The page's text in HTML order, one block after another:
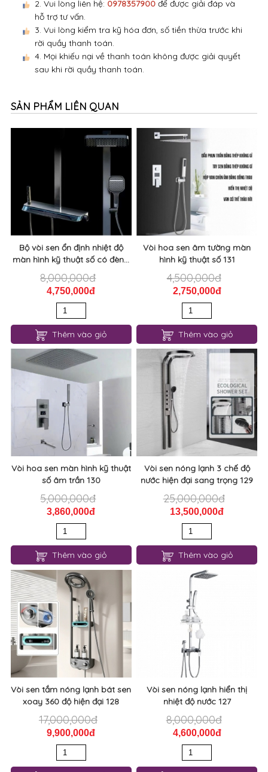
2. Vui lòng liên hệ: 0978357900để được giải đáp và
hỗ trợ tư vấn.
3. Vui lòng kiểm tra kỹ hóa đơn, số tiền thừa trước khi
rời quầy thanh toán.
4. Mọi khiếu nại về thanh toán không được giải quyết
sau khi rời quầy thanh toán.
SẢN PHẨM LIÊN QUAN
Bộ vòi sen ổn định nhiệt độ
màn hình kỹ thuật số có đèn...
8,000,000đ
4,750,000đ
Thêm vào giỏ
Vòi hoa sen âm tường màn
hình kỹ thuật số 131
4,500,000đ
2,750,000đ
Thêm vào giỏ
Vòi hoa sen màn hình kỹ thuật
số âm trần 130
5,000,000đ
3,860,000đ
Thêm vào giỏ
Vòi sen nóng lạnh 3 chế độ
nước hiện đại sang trọng 129
25,000,000đ
13,500,000đ
Thêm vào giỏ
Vòi sen tắm nóng lạnh bát sen
xoay 360 độ hiện đại 128
17,000,000đ
9,900,000đ
Vòi sen nóng lạnh hiển thị
nhiệt độ nước 127
8,000,000đ
4,600,000đ